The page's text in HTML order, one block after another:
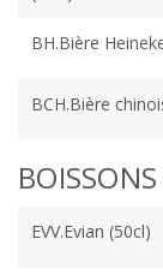
BH.Bière
BCH.Bière
BOISSONS
EVV.Evian (50cl)